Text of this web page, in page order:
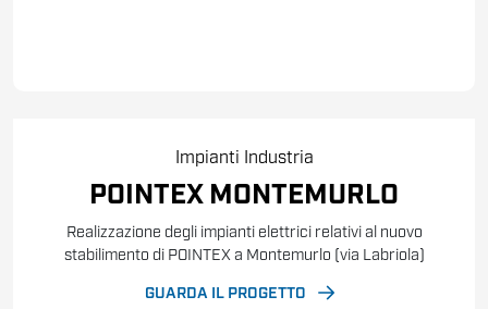
Impianti Industria
POINTEX MONTEMURLO
Realizzazione degli impianti elettrici relativi al nuovo
stabilimento di POINTEX a Montemurlo (via Labriola)
GUARDA IL PROGETTO